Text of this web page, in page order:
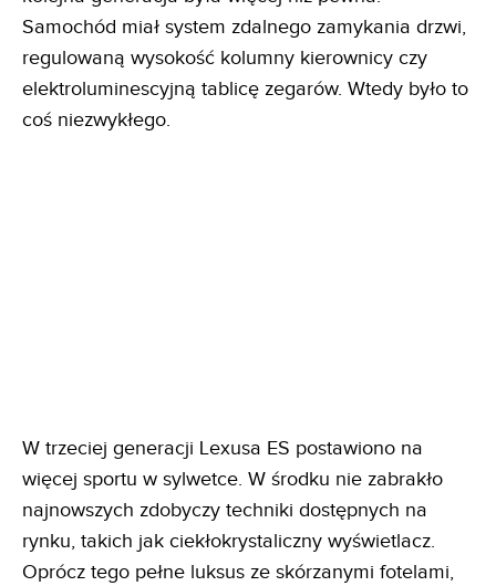
Samochód miał system zdalnego zamykania drzwi,
regulowaną wysokość kolumny kierownicy czy
elektroluminescyjną tablicę zegarów. Wtedy było to
coś niezwykłego.
W trzeciej generacji Lexusa ES postawiono na
więcej sportu w sylwetce. W środku nie zabrakło
najnowszych zdobyczy techniki dostępnych na
rynku, takich jak ciekłokrystaliczny wyświetlacz.
Oprócz tego pełne luksus ze skórzanymi fotelami,